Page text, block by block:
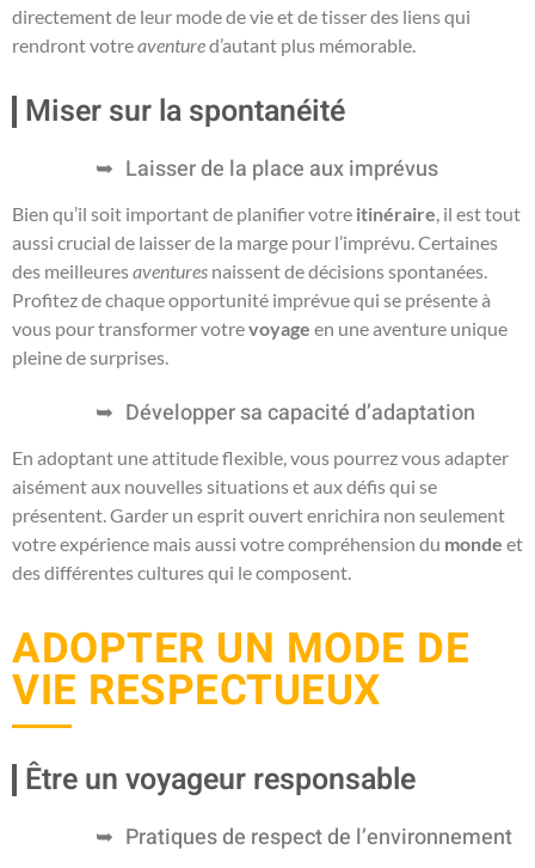
directement de leur mode de vie et de tisser des liens qui
rendront votreaventured’autant plus mémorable.
Miser sur la spontanéité
Laisser de la place aux imprévus
Bien qu’il soit important de planifier votre itinéraire, il est tout
aussi crucial de laisser de la marge pour l’imprévu. Certaines
des meilleuresaventures naissent de décisions spontanées.
Profitez de chaque opportunité imprévue qui se présente à
vous pour transformer votrevoyage en une aventure unique
pleine de surprises.
Développer sa capacité d’adaptation
En adoptant une attitude flexible, vous pourrez vous adapter
aisément aux nouvelles situations et aux défis qui se
présentent. Garder un esprit ouvert enrichira non seulement
votre expérience mais aussi votre compréhension du monde et
des différentes cultures qui le composent.
ADOPTER UN MODE DE
VIE RESPECTUEUX
Être un voyageur responsable
Pratiques de respect de l’environnement